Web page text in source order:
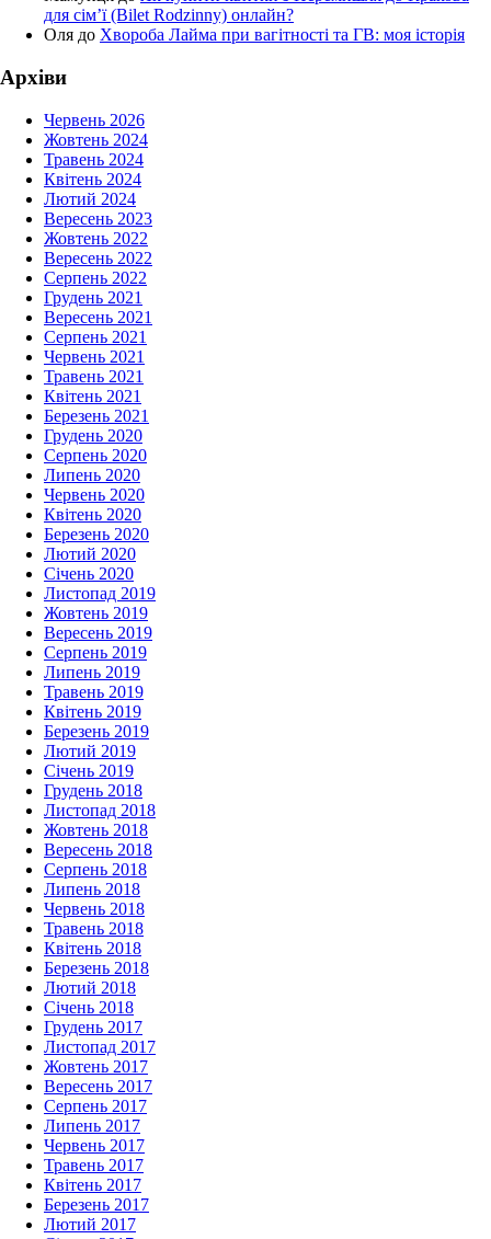
для сім’ї (Bilet Rodzinny) онлайн?
Оля до Хвороба Лайма при вагітності та ГВ: моя історія
Архіви
Червень 2026
Жовтень 2024
Травень 2024
Квітень 2024
Лютий 2024
Вересень 2023
Жовтень 2022
Вересень 2022
Серпень 2022
Грудень 2021
Вересень 2021
Серпень 2021
Червень 2021
Травень 2021
Квітень 2021
Березень 2021
Грудень 2020
Серпень 2020
Липень 2020
Червень 2020
Квітень 2020
Березень 2020
Лютий 2020
Січень 2020
Листопад 2019
Жовтень 2019
Вересень 2019
Серпень 2019
Липень 2019
Травень 2019
Квітень 2019
Березень 2019
Лютий 2019
Січень 2019
Грудень 2018
Листопад 2018
Жовтень 2018
Вересень 2018
Серпень 2018
Липень 2018
Червень 2018
Травень 2018
Квітень 2018
Березень 2018
Лютий 2018
Січень 2018
Грудень 2017
Листопад 2017
Жовтень 2017
Вересень 2017
Серпень 2017
Липень 2017
Червень 2017
Травень 2017
Квітень 2017
Березень 2017
Лютий 2017